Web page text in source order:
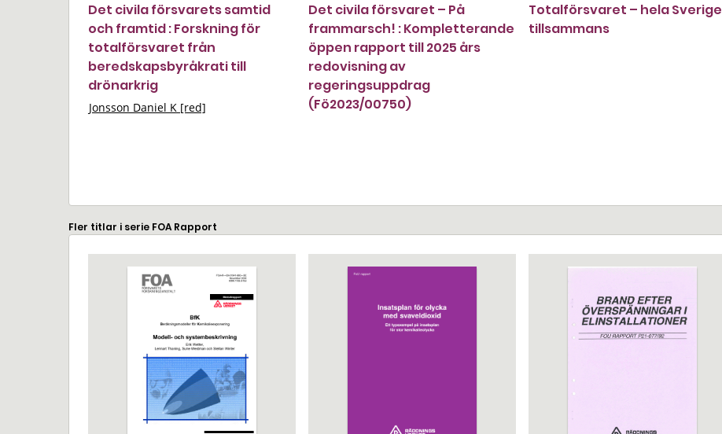
Det civila försvarets samtid
och framtid : Forskning för
totalförsvaret från
beredskapsbyråkrati till
drönarkrig
Jonsson Daniel K [red]
Det civila försvaret – På
frammarsch! : Kompletterande
öppen rapport till 2025 års
redovisning av
regeringsuppdrag
(Fö2023/00750)
Totalförsvaret – hela Sverige
tillsammans
Fler titlar i serie FOA Rapport